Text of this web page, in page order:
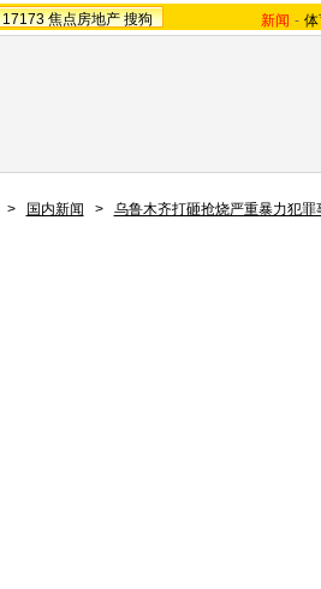
17173 焦点房地产 搜狗 新闻 -
> 国内新闻 >
乌鲁木齐打砸抢烧严重暴力犯罪